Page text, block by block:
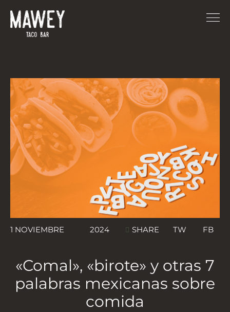
1 NOVIEMBRE 2024 SHARE TW FB
«Comal», «birote» y otras 7
palabras mexicanas sobre
comida